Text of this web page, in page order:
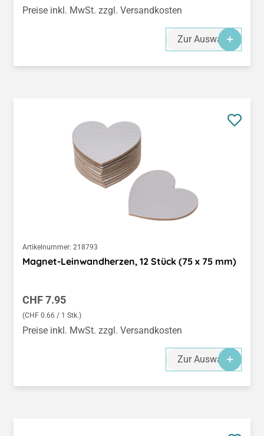
Preise inkl. MwSt. zzgl. Versandkosten
Zur Auswahl
Artikelnummer: 218793
Magnet-Leinwandherzen, 12 Stück (75 x 75 mm)
Regulärer Preis:
CHF 7.95
(CHF 0.66 / 1 Stk.)
Preise inkl. MwSt. zzgl. Versandkosten
Zur Auswahl